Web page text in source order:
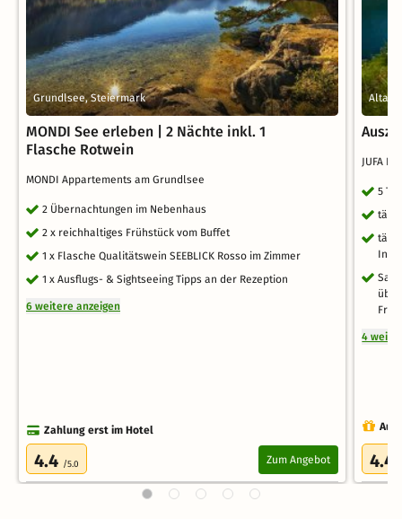
Grundlsee, Steiermark
MONDI See erleben | 2 Nächte inkl. 1
Flasche Rotwein
MONDI Appartements am Grundlsee
2 Übernachtungen im Nebenhaus
2 x reichhaltiges Frühstück vom Buffet
1 x Flasche Qualitätswein SEEBLICK Rosso im Zimmer
1 x Ausflugs- & Sightseeing Tipps an der Rezeption
6 weitere anzeigen
Zahlung erst im Hotel
4.4 /5.0 Zum Angebot
JUFA
5
4
4.4